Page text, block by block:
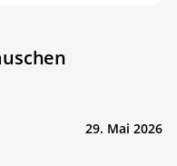
29. Mai 2026